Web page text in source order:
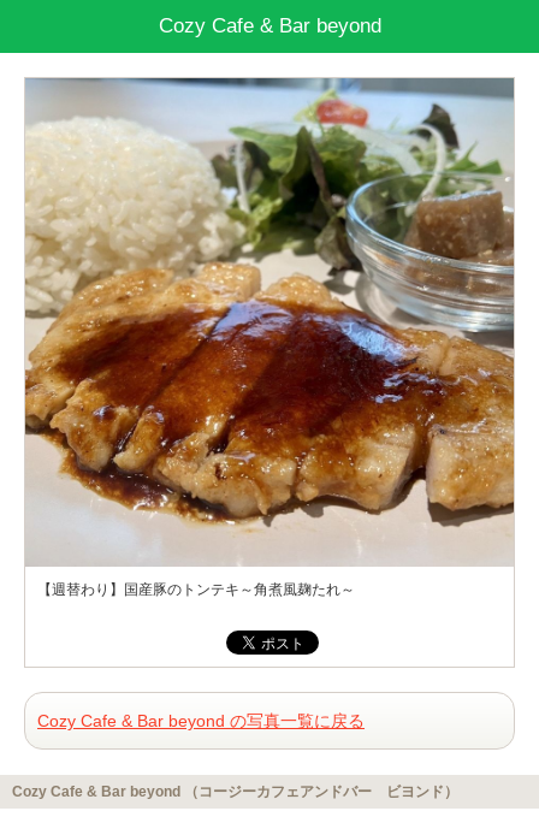
Cozy Cafe & Bar beyond
【週替わり】国産豚のトンテキ～角煮風麹たれ～
Cozy Cafe & Bar beyond の写真一覧に戻る
Cozy Cafe & Bar beyond （コージーカフェアンドバー ビヨンド）